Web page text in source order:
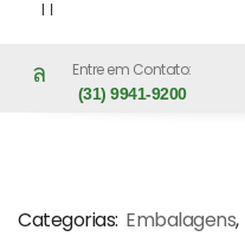
Entre em Contato:
(31) 9941-9200
Categorias: Embalagens,